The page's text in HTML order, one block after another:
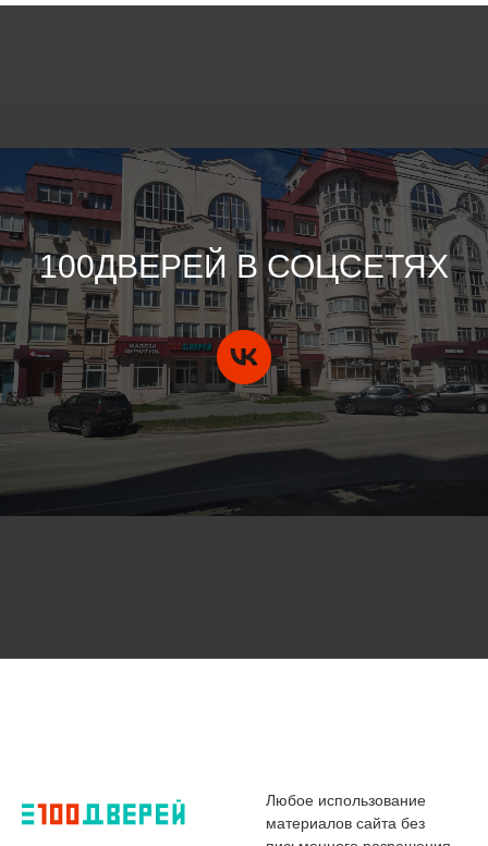
100ДВЕРЕЙ В СОЦСЕТЯХ
Любое использование
материалов сайта без